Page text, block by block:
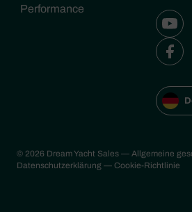
Performance
© 2026 Dream Yacht Sales — Allgemeine
Datenschutzerklärung — Cookie-Richtlinie